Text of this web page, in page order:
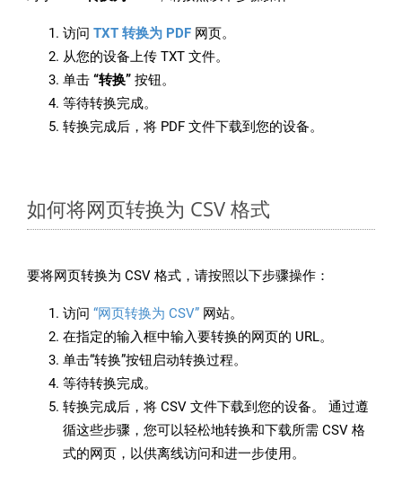
访问 TXT 转换为 PDF 网页。
从您的设备上传 TXT 文件。
单击 “转换” 按钮。
等待转换完成。
转换完成后，将 PDF 文件下载到您的设备。
如何将网页转换为 CSV 格式
要将网页转换为 CSV 格式，请按照以下步骤操作：
访问 “网页转换为 CSV” 网站。
在指定的输入框中输入要转换的网页的 URL。
单击“转换”按钮启动转换过程。
等待转换完成。
转换完成后，将 CSV 文件下载到您的设备。 通过遵
循这些步骤，您可以轻松地转换和下载所需 CSV 格
式的网页，以供离线访问和进一步使用。